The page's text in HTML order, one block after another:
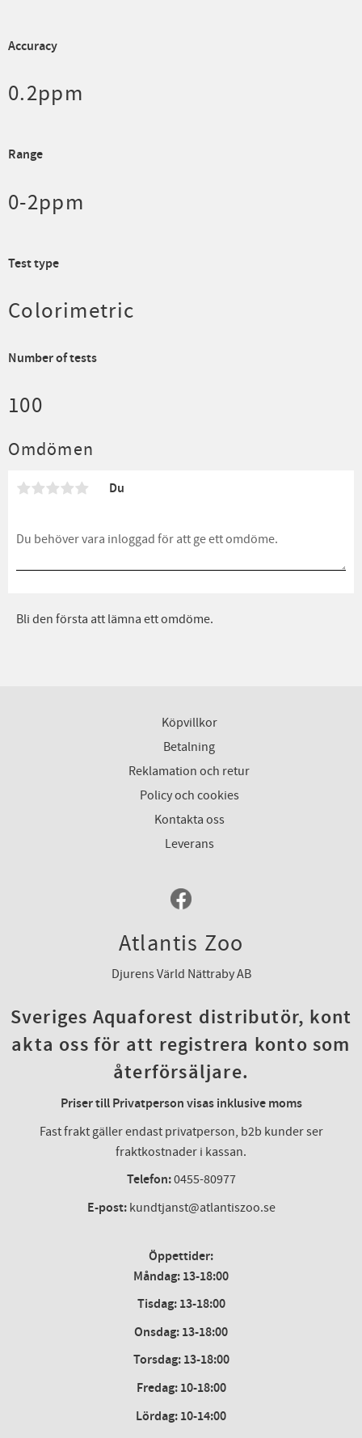
Accuracy
0.2ppm
Range
0-2ppm
Test type
Colorimetric
Number of tests
100
Omdömen
Du
Bli den första att lämna ett omdöme.
Köpvillkor
Betalning
Reklamation och retur
Policy och cookies
Kontakta oss
Leverans
Atlantis Zoo
Djurens Värld Nättraby AB
Sveriges Aquaforest distributör, kont
akta oss för att registrera konto som
återförsäljare.
Priser till Privatperson visas inklusive moms
Fast frakt gäller endast privatperson, b2b kunder ser
fraktkostnader i kassan.
Telefon:0455-80977
E-post:kundtjanst@atlantiszoo.se
Öppettider:
Måndag: 13-18:00
Tisdag: 13-18:00
Onsdag:13-18:00
Torsdag:13-18:00
Fredag:10-18:00
Lördag: 10-14:00